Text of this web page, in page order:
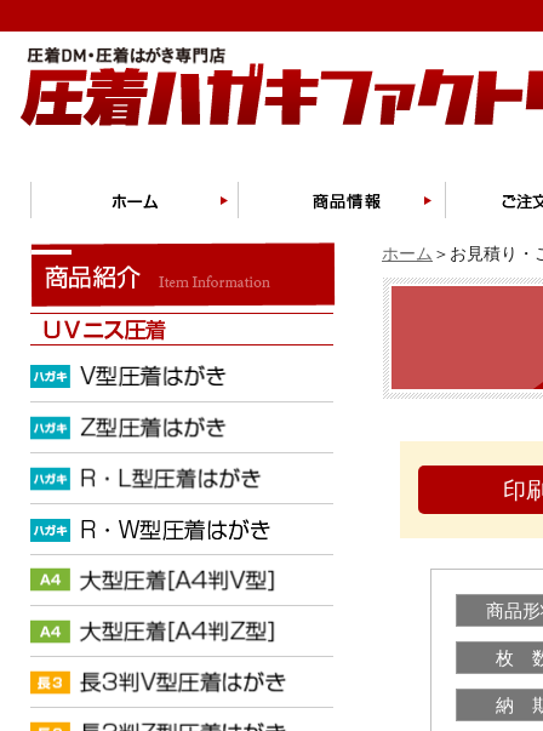
ホーム ＞お見積り・
印
商品
枚
納